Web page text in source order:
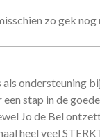
zo gek
ondersteuning
stap in de
Jo de Bel
heel veel